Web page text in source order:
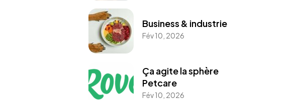
Business & industrie
Fév 10, 2026
Ça agite la sphère
Petcare
Fév 10, 2026